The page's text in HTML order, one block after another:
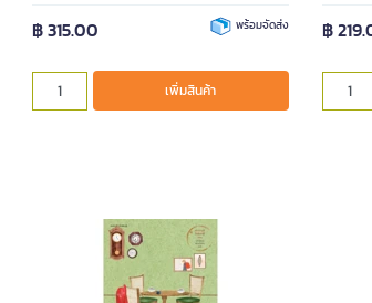
฿ 315.00 พร้อมจัดส่ง
เพิ่มสินค้า
฿